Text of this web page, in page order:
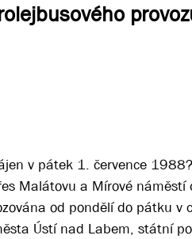
v pátek 1. července
Malátovu a Mírové náměstí
od pondělí do pátku
Ústí nad Labem, státní